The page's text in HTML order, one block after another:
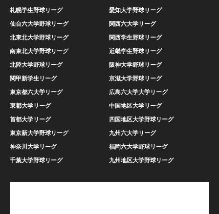
札幌学生野球リーグ
仙台六大学野球リーグ
北東北大学野球リーグ
南東北大学野球リーグ
北陸大学野球リーグ
関甲新学生リーグ
東京都六大学リーグ
東都大学リーグ
首都大学リーグ
東京新大学野球リーグ
神奈川大学リーグ
千葉大学野球リーグ
愛知大学野球リーグ
関西六大学リーグ
関西学生野球リーグ
近畿学生野球リーグ
阪神大学野球リーグ
京滋大学野球リーグ
広島六大学大学リーグ
中国地区大学リーグ
四国地区大学野球リーグ
九州六大学リーグ
福岡六大学野球リーグ
九州地区大学野球リーグ